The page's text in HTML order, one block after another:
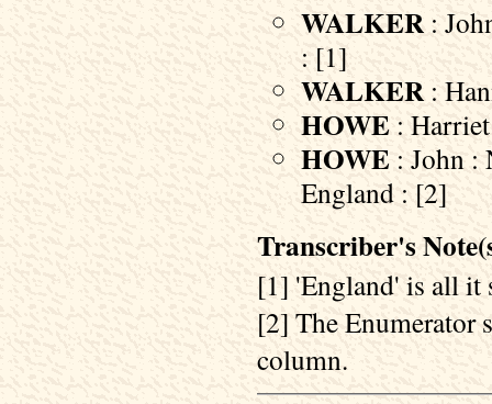
WALKER :
: [1]
WALKER:
HOWE :
HOWE : John :
England : [2]
Transcriber's
[1] 'England' is all it
[2] The Enumerator
column.